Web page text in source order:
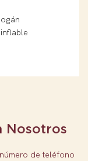
Nosotros
de teléfono